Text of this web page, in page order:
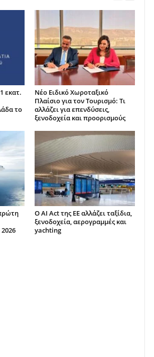
εκατ.
το
Νέο Ειδικό Χωροταξικό
Πλαίσιο για τον Τουρισμό: Τι
αλλάζει για επενδύσεις,
ξενοδοχεία και προορισμούς
Ο AI Act της ΕΕ αλλάζει ταξίδια,
ξενοδοχεία, αερογραμμές και
yachting